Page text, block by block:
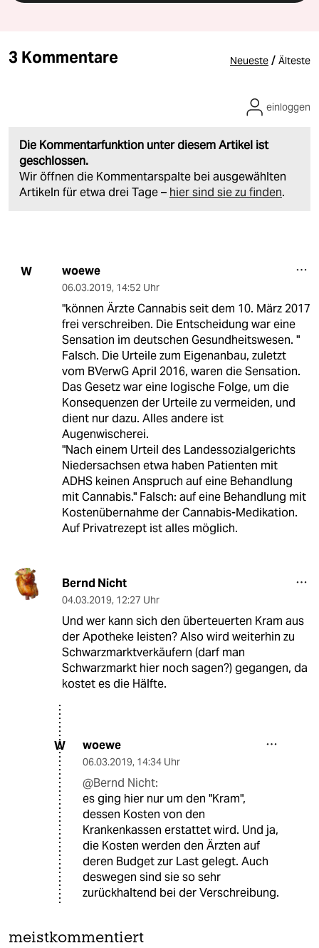
3 Kommentare Neueste / Älteste
Die Kommentarfunktion unter diesem Artikel ist
geschlossen.
Wir öffnen die Kommentarspalte bei ausgewählten
Artikeln für etwa drei Tage – hier sind sie zu finden.
einloggen
W woewe
06.03.2019, 14:52 Uhr
"können Ärzte Cannabis seit dem 10. März 2017
frei verschreiben. Die Entscheidung war eine
Sensation im deutschen Gesundheitswesen. "
Falsch. Die Urteile zum Eigenanbau, zuletzt
vom BVerwG April 2016, waren die Sensation.
Das Gesetz war eine logische Folge, um die
Konsequenzen der Urteile zu vermeiden, und
dient nur dazu. Alles andere ist
Augenwischerei.
"Nach einem Urteil des Landessozialgerichts
Niedersachsen etwa haben Patienten mit
ADHS keinen Anspruch auf eine Behandlung
mit Cannabis." Falsch: auf eine Behandlung mit
Kostenübernahme der Cannabis-Medikation.
Auf Privatrezept ist alles möglich.
Bernd Nicht
04.03.2019, 12:27 Uhr
Und wer kann sich den überteuerten Kram aus
der Apotheke leisten? Also wird weiterhin zu
Schwarzmarktverkäufern (darf man
Schwarzmarkt hier noch sagen?) gegangen, da
kostet es die Hälfte.
W woewe
06.03.2019, 14:34 Uhr
@Bernd Nicht:
es ging hier nur um den "Kram",
dessen Kosten von den
Krankenkassen erstattet wird. Und ja,
die Kosten werden den Ärzten auf
deren Budget zur Last gelegt. Auch
deswegen sind sie so sehr
zurückhaltend bei der Verschreibung.
meistkommentiert